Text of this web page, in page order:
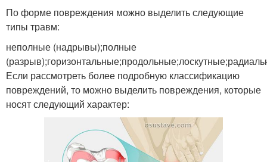
По форме повреждения можно выделить следующие
типы травм:
неполные (надрывы);полные
Если рассмотреть более подробную классификацию
повреждений, то можно выделить повреждения, которые
носят следующий характер: